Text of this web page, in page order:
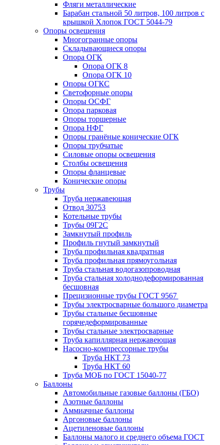
Фляги металлические
Барабан стальной 50 литров, 100 литров с
крышкой Хлопок ГОСТ 5044-79
Опоры освещения
Многогранные опоры
Складывающиеся опоры
Опора ОГК
Опора ОГК 8
Опора ОГК 10
Опоры ОГКС
Светофорные опоры
Опоры ОСФГ
Опора парковая
Опоры торшерные
Опора НФГ
Опоры гранёные конические ОГК
Опоры трубчатые
Силовые опоры освещения
Столбы освещения
Опоры фланцевые
Конические опоры
Трубы
Труба нержавеющая
Отвод 30753
Котельные трубы
Трубы 09Г2С
Замкнутый профиль
Профиль гнутый замкнутый
Труба профильная квадратная
Труба профильная прямоугольная
Труба стальная водогазопроводная
Труба стальная холоднодеформированная
бесшовная
Прецизионные трубы ГОСТ 9567
Трубы электросварные большого диаметра
Трубы стальные бесшовные
горячедеформированные
Трубы стальные электросварные
Труба капиллярная нержавеющая
Насосно-компрессорные трубы
Труба НКТ 73
Труба НКТ 60
Труба МОБ по ГОСТ 15040-77
Баллоны
Автомобильные газовые баллоны (ГБО)
Азотные баллоны
Аммиачные баллоны
Аргоновые баллоны
Ацетиленовые баллоны
Баллоны малого и среднего объема ГОСТ